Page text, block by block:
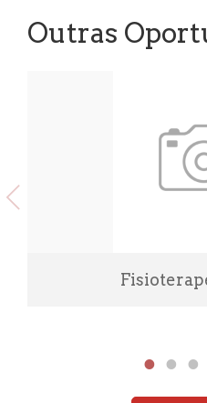
Outras